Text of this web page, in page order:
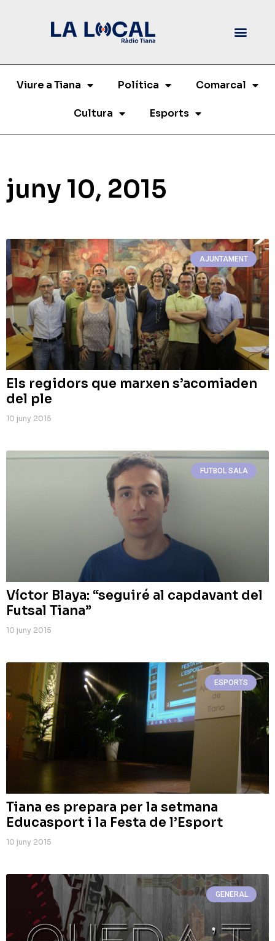
Viure a Tiana Política Comarcal
Cultura Esports
juny 10, 2015
AJUNTAMENT
Els regidors que marxen s’acomiaden
del ple
10 juny 2015
FUTBOL SALA
Víctor Blaya: “seguiré al capdavant del
Futsal Tiana”
10 juny 2015
ESPORTS
Tiana es prepara per la setmana
Educasport i la Festa de l’Esport
10 juny 2015
GENERAL